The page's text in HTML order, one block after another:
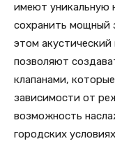
имеют уникальную
сохранить мощный
этом
позволяют
клапанами,
зависимости от
возможность
городских